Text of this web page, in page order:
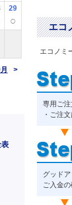
エコ
エコノミ
専用ご
・ご注
グッド
ご入金
29
○